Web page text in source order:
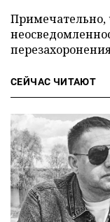
СЕЙЧАС ЧИТАЮТ